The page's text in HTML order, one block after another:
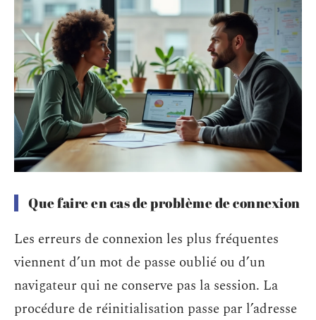
Que faire en cas de problème de connexion
Les erreurs de connexion les plus fréquentes
viennent d’un mot de passe oublié ou d’un
navigateur qui ne conserve pas la session. La
procédure de réinitialisation passe par l’adresse